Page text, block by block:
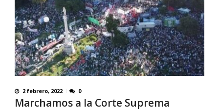
2 febrero, 2022 0
Marchamos a la Corte Suprema